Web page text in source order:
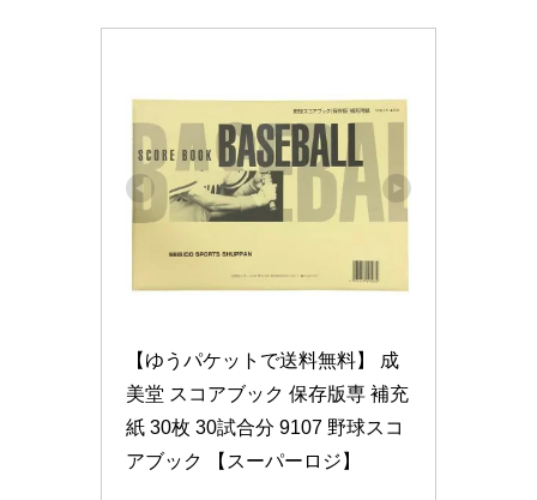
【ゆうパケットで送料無料】 成
美堂 スコアブック 保存版専 補充
紙 30枚 30試合分 9107 野球スコ
アブック 【スーパーロジ】